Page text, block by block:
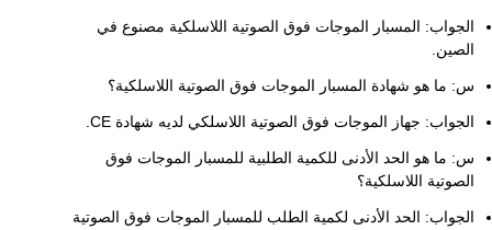
الجواب: المسبار الموجات فوق الصوتية اللاسلكية مصنوع في
الصين.
س: ما هو شهادة المسبار الموجات فوق الصوتية اللاسلكية؟
الجواب: جهاز الموجات فوق الصوتية اللاسلكي لديه شهادة CE.
س: ما هو الحد الأدنى للكمية الطلبية للمسبار الموجات فوق
الصوتية اللاسلكية؟
الجواب: الحد الأدنى لكمية الطلب للمسبار الموجات فوق الصوتية